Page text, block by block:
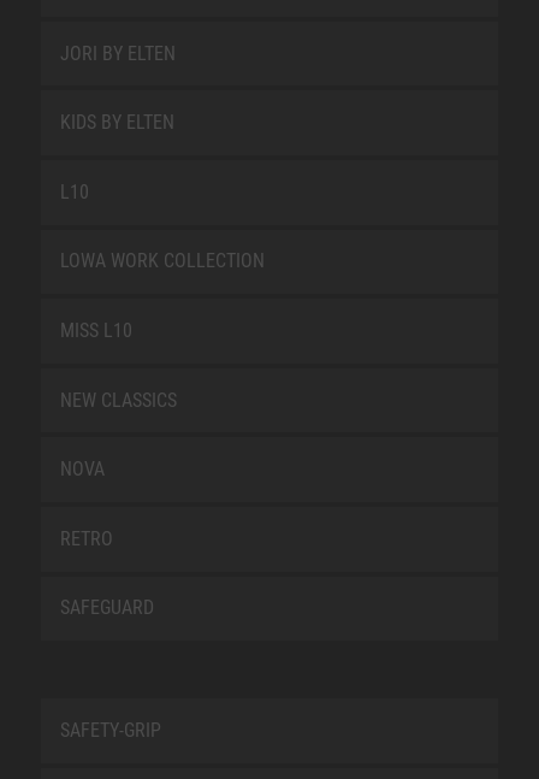
JORI BY ELTEN
KIDS BY ELTEN
L10
LOWA WORK COLLECTION
MISS L10
NEW CLASSICS
NOVA
RETRO
SAFEGUARD
SAFETY-GRIP